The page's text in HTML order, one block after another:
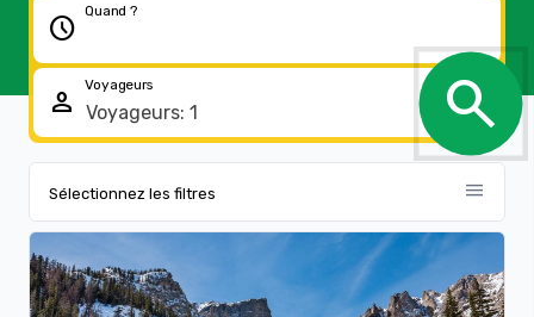
schedule
Quand ?
person
Voyageurs search
Sélectionnez les filtres menu